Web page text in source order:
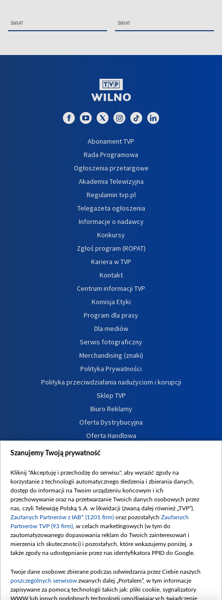
ŚWIAT ŚWIAT
Abonament TVP
Rada Programowa
Ogłoszenia przetargowe
Akademia Telewizyjna
Regulamin tvp.pl
Telegazeta ogłoszenia
Informacje o nadawcy
Konkursy
Zgłoś program (ROPAT)
Kariera w TVP
Kontakt
Centrum informacji TVP
Komisja Etyki
Program dla prasy
Dla mediów
Serwis fotograficzny
Merchandising (znaki)
Polityka Prywatności
Polityka przeciwdziałania nadużyciom i korupcji
Sklep TVP
Biuro Reklamy
Oferta Dystrybucyjna
Oferta Handlowa
Dostępność
Procedura zgłoszeń wewnętrznych
Szanujemy Twoją prywatność
Kliknij "Akceptuję i przechodzę do serwisu", aby wyrazić zgody na
korzystanie z technologii automatycznego śledzenia i zbierania danych,
dostęp do informacji na Twoim urządzeniu końcowym i ich
przechowywanie oraz na przetwarzanie Twoich danych osobowych przez
nas, czyli Telewizję Polską S.A. w likwidacji (zwaną dalej również „TVP”),
Zaufanych Partnerów z IAB* (1201 firm) oraz pozostałych Zaufanych
Partnerów TVP (93 firm) , w celach marketingowych (w tym do
zautomatyzowanego dopasowania reklam do Twoich zainteresowań i
mierzenia ich skuteczności) i pozostałych, które wskazujemy poniżej, a
także zgody na udostępnianie przez nas identyfikatora PPID do Google.
Twoje dane osobowe zbierane podczas odwiedzania przez Ciebie naszych
poszczególnych serwisów zwanych dalej „Portalem”, w tym informacje
zapisywane za pomocą technologii takich jak: pliki cookie, sygnalizatory
WWW lub innych podobnych technologii umożliwiających świadczenie